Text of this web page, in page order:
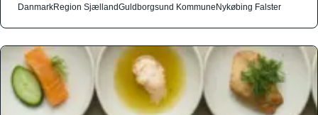
DanmarkRegion SjællandGuldborgsund KommuneNykøbing Falster